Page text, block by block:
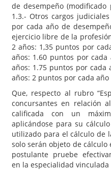
de desempeño (modificado
1.3.- Otros cargos
por cada año de
ejercicio libre de la
2 años: 1,35 puntos por
años: 1.60 puntos por
años: 1.75 puntos por cada
años: 2 puntos por cada
Que, respecto al rubro
concursantes en relación
calificada con un
aplicándose para su
utilizado para el cálculo de
solo serán objeto de cálculo
postulante pruebe
en la especialidad